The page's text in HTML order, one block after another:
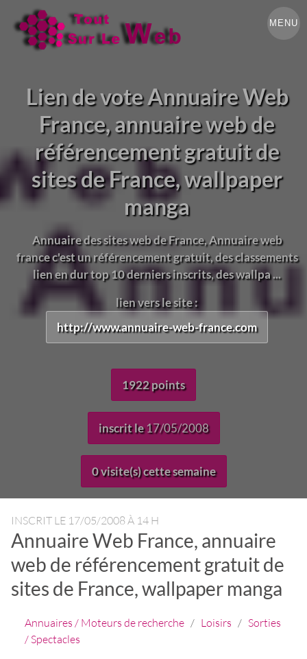
MENU
Lien de vote Annuaire Web
France, annuaire web de
référencement gratuit de
sites de France, wallpaper
manga
Annuaire des sites web de France, Annuaire web
france c'est un référencement gratuit, des classements
lien en dur top 10 derniers inscrits, des wallpa ...
lien vers le site :
http://www.annuaire-web-france.com
1922 points
inscrit le17/05/2008
0 visite(s) cette semaine
INSCRIT LE 17/05/2008 À 14 H
Annuaire Web France, annuaire
web de référencement gratuit de
sites de France, wallpaper manga
Annuaires / Moteurs de recherche / Loisirs / Sorties
/ Spectacles